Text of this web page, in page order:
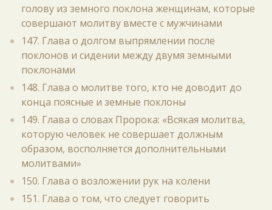
голову из земного поклона женщинам, которые
совершают молитву вместе с мужчинами
147. Глава о долгом выпрямлении после
поклонов и сидении между двумя земными
поклонами
148. Глава о молитве того, кто не доводит до
конца поясные и земные поклоны
149. Глава о словах Пророка: «Всякая молитва,
которую человек не совершает должным
образом, восполняется дополнительными
молитвами»
150. Глава о возложении рук на колени
151. Глава о том, что следует говорить